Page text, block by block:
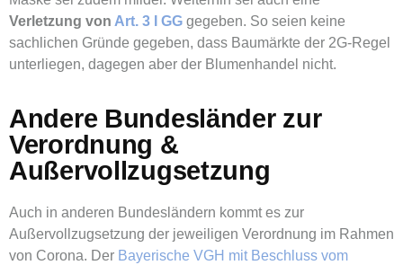
Verletzung von Art. 3 I GG gegeben. So seien keine
sachlichen Gründe gegeben, dass Baumärkte der 2G-Regel
unterliegen, dagegen aber der Blumenhandel nicht.
Andere Bundesländer zur
Verordnung &
Außervollzugsetzung
Auch in anderen Bundesländern kommt es zur
Außervollzugsetzung der jeweiligen Verordnung im Rahmen
von Corona. Der Bayerische VGH mit Beschluss vom